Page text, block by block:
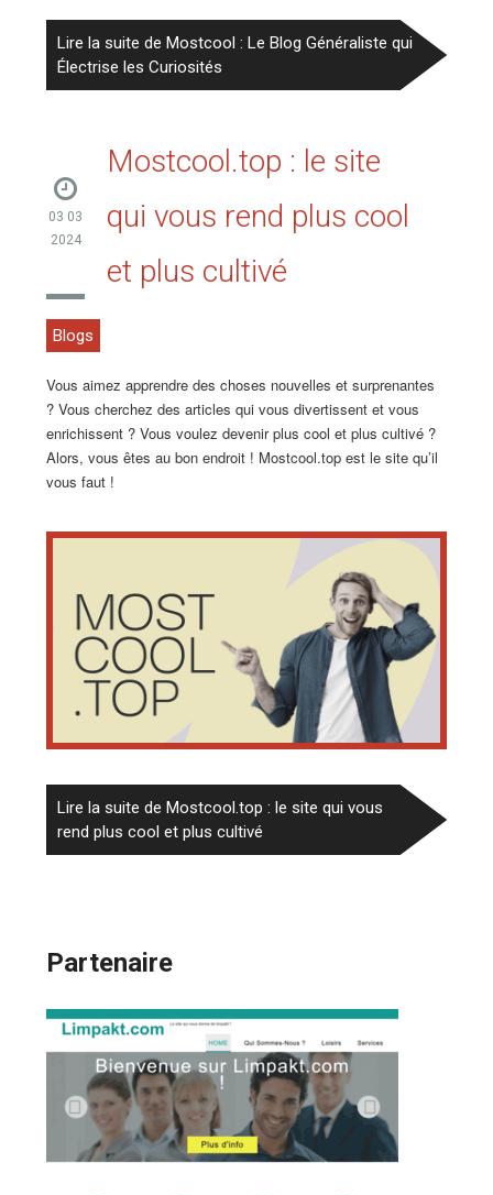
Lire la suite de Mostcool : Le Blog Généraliste qui
Électrise les Curiosités
03 03
2024
Mostcool.top : le site
qui vous rend plus cool
et plus cultivé
Blogs
Vous aimez apprendre des choses nouvelles et surprenantes
? Vous cherchez des articles qui vous divertissent et vous
enrichissent ? Vous voulez devenir plus cool et plus cultivé ?
Alors, vous êtes au bon endroit ! Mostcool.top est le site qu’il
vous faut !
Lire la suite de Mostcool.top : le site qui vous
rend plus cool et plus cultivé
Partenaire